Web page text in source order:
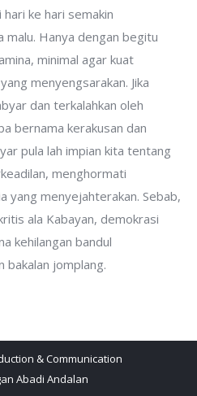
ke hari semakin
malu. Hanya dengan begitu
minimal agar kuat
menyengsarakan. Jika
dan terkalahkan oleh
bernama kerakusan dan
pula lah impian kita tentang
menghormati
yang menyejahterakan. Sebab,
ala Kabayan, demokrasi
kehilangan bandul
bakalan jomplang.
& Communication
Abadi Andalan